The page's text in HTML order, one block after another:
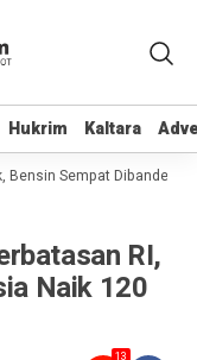
Hukrim Kaltara
Hukrim Kaltara
Sempat Dibanderol
RI,
Naik 120